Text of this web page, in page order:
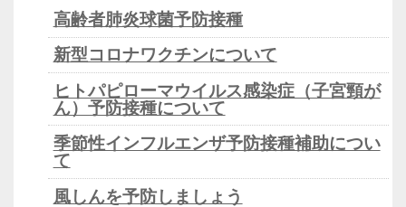
高齢者肺炎球菌予防接種
新型コロナワクチンについて
ヒトパピローマウイルス感染症（子宮頸が
ん）予防接種について
季節性インフルエンザ予防接種補助につい
て
風しんを予防しましょう